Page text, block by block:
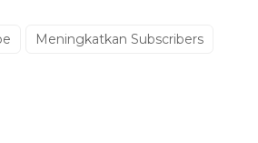
Meningkatkan Subscribers